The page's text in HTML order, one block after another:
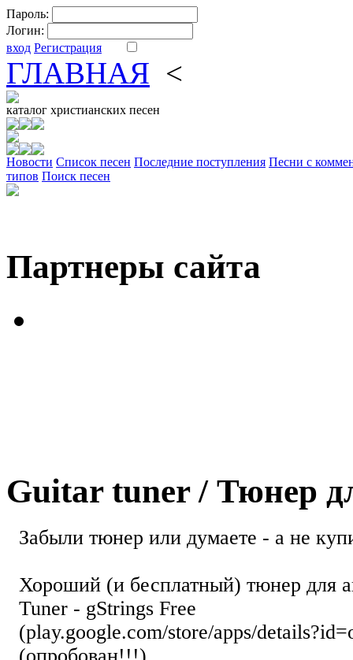
Пароль:
Логин:
вход Регистрация
ГЛАВНАЯ <
каталог христианских песен
Новости Cписок песен Последние поступления Песни с
типов Поиск песен
Партнеры сайта
Guitar tuner / Тюнер
Забыли тюнер или думаете - а не
Хороший (и бесплатный) тюнер для
Tuner - gStrings Free
(play.google.com/store/apps/
(опробован!!!)